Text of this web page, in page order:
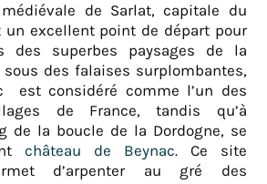
de Sarlat, capitale du
un excellent point de départ pour
des superbes paysages de la
sous des falaises surplombantes,
est considéré comme l’un des
de France, tandis qu’à
de la boucle de la Dordogne, se
château de Beynac. Ce site
d’arpenter au gré des